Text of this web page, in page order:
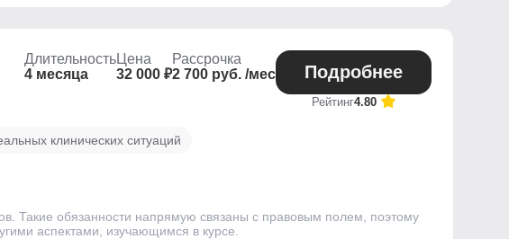
Длительность
4 месяца
Цена
32 000 ₽
Рассрочка
2 700 руб. /мес
Подробнее
Рейтинг4.80
клинических ситуаций
Такие обязанности напрямую связаны с правовым полем, поэтому
аспектами, изучающимся в курсе.